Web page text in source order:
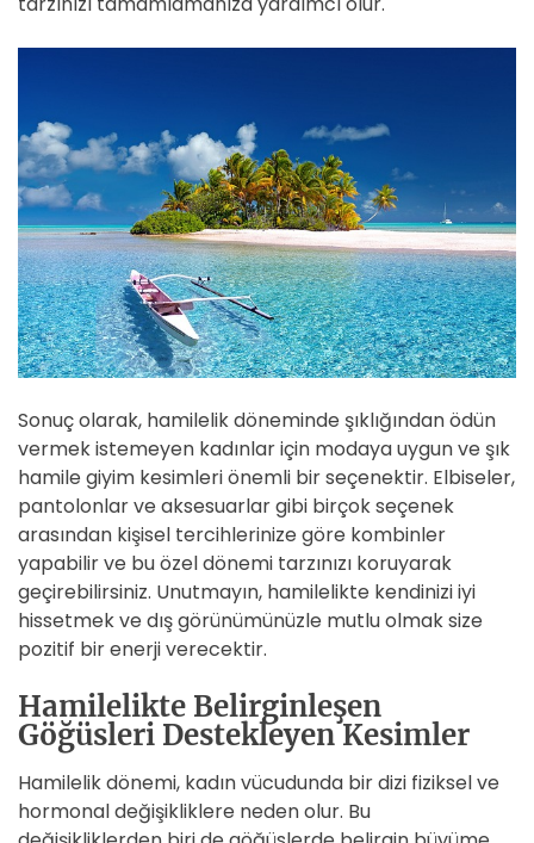
Sonuç olarak, hamilelik döneminde şıklığından ödün
vermek istemeyen kadınlar için modaya uygun ve şık
hamile giyim kesimleri önemli bir seçenektir. Elbiseler,
pantolonlar ve aksesuarlar gibi birçok seçenek
arasından kişisel tercihlerinize göre kombinler
yapabilir ve bu özel dönemi tarzınızı koruyarak
geçirebilirsiniz. Unutmayın, hamilelikte kendinizi iyi
hissetmek ve dış görünümünüzle mutlu olmak size
pozitif bir enerji verecektir.
Hamilelikte Belirginleşen
Göğüsleri Destekleyen Kesimler
Hamilelik dönemi, kadın vücudunda bir dizi fiziksel ve
hormonal değişikliklere neden olur. Bu